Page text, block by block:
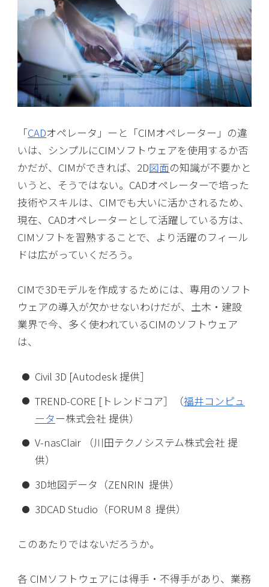
「CADオペレータ」ーと「CIMオペレーター」の違
いは、シンプルにCIMソフトウェアを使用するか否
かだが、CIMができれば、2D図面の知識が不要かと
いうと、そうではない。CADオペレーターで培った
技術やスキルは、CIMでも大いに活かされるため、
現在、CADオペレーターとして活躍している方は、
CIMソフトを習熟することで、より活躍のフィール
ドは広がっていくだろう。
CIMで3Dモデルを作成するためには、専用のソフト
ウェアの導入が欠かせないわけだが、土木・建設
業界で今、多く使われているCIMのソフトウェア
は、
Civil 3D [Autodesk 提供］
TREND-CORE [トレンドコア］（福井コンピュ
ーター株式会社 提供）
V-nasClair （川田テクノシステム株式会社 提
供）
3D地図データ（ZENRIN 提供）
3DCAD Studio（FORUM 8 提供）
このあたりではないだろうか。
各 CIMソフトウェアには得手・不得手があり、業務